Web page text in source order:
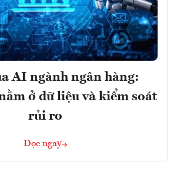
AI ngành ngân hàng:
ở dữ liệu và kiểm soát
rủi ro
Đọc ngay